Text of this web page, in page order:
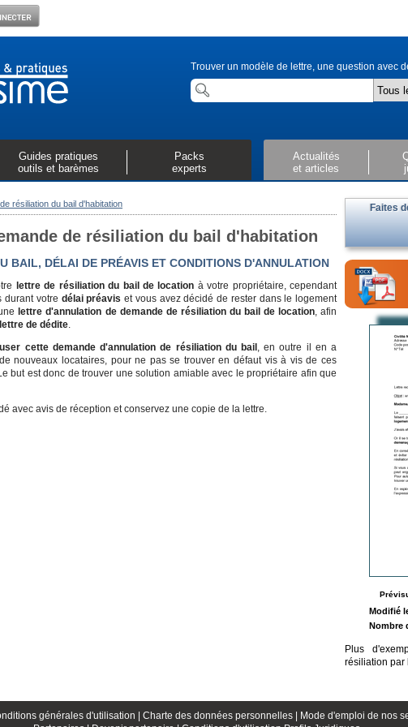
Trouver un modèle de lettre, une question avec
Guides pratiques
outils et barèmes
Packs
experts
Actualités
et articles
résiliation du bail d'habitation
de résiliation du bail d'habitation
BAIL, DÉLAI DE PRÉAVIS ET CONDITIONS D'ANNULATION
lettre de résiliation du bail de location à votre propriétaire, cependant
durant votre délai préavis et vous avez décidé de rester dans le logement
lettre d'annulation de demande de résiliation du bail de location, afin
lettre de dédite.
cette demande d'annulation de résiliation du bail , en outre il en a
nouveaux locataires, pour ne pas se trouver en défaut vis à vis de ces
but est donc de trouver une solution amiable avec le propriétaire afin que
avec avis de réception et conservez une copie de la lettre.
Faites
Modifié
Nombre
Plus
résiliation par
générales d'utilisation | Charte des données personnelles | Mode d'emploi de nos